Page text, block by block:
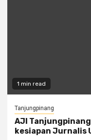
1 min read
Tanjungpinang
AJI
kesiapan Jurnalis